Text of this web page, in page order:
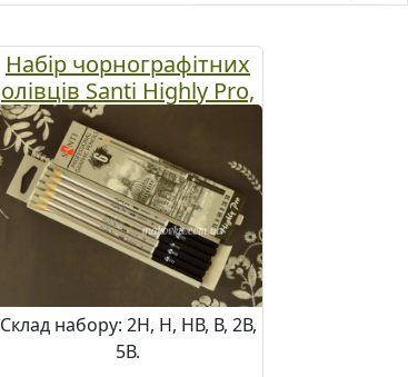
Набір чорнографітних
олівців Santi Highly Pro,
6 шт. 742382
Склад набору: 2Н, Н, НВ, В, 2В,
5В.